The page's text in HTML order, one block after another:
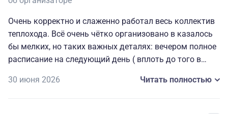
Очень корректно и слаженно работал весь коллектив
теплохода. Всё очень чётко организовано в казалось
бы мелких, но таких важных деталях: вечером полное
расписание на следующий день ( вплоть до того в
работающие наушники для экскурсий и т. д. Мелочи,
30 июня 2026 Читать полностью